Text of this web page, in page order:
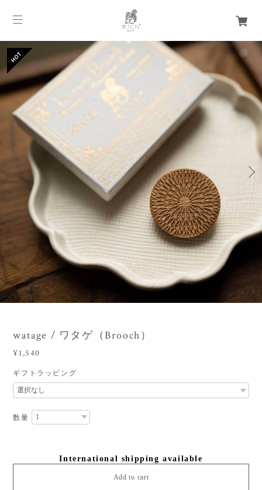
3 /5
watage / ワタゲ（Brooch）
¥1,540
ギフトラッピング
数量
International shipping available
Add to cart